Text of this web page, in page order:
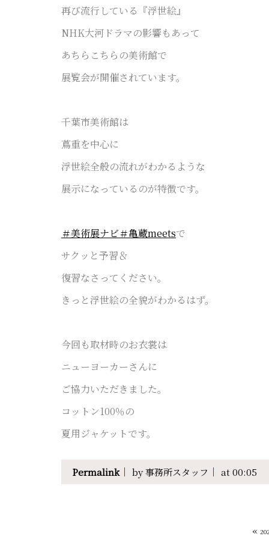
再び流行している 『浮世絵』
NHK大河ドラマの影響もあって
あちらこちらの美術館で
展覧会が開催されています。
千葉市美術館は
蔦重を中心に
浮世絵全般の流れがわかるような
展示になっているのが特徴です。
＃美術展ナビ＃亀蔵meetsで
サクッと予習＆
復習なさってください。
きっと浮世絵の全貌がわかるはず。
今回も取材時のお衣裳は
ニューヨーカーさんに
ご協力いただきました。
コットン100％の
夏用ジャケットです。
Permalink by 事務所スタッフ at 00:05
«